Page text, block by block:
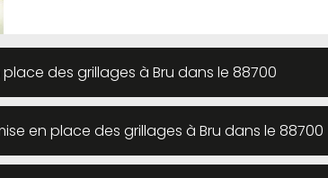
des grillages à Bru dans le 88700
en place des grillages à Bru dans le 88700